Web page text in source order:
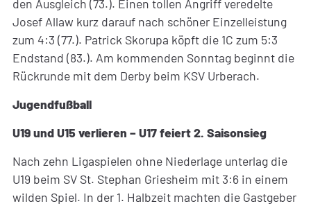
den Ausgleich (73.). Einen tollen Angriff veredelte
Josef Allaw kurz darauf nach schöner Einzelleistung
zum 4:3 (77.). Patrick Skorupa köpft die 1C zum 5:3
Endstand (83.). Am kommenden Sonntag beginnt die
Rückrunde mit dem Derby beim KSV Urberach.
Jugendfußball
U19 und U15 verlieren – U17 feiert 2. Saisonsieg
Nach zehn Ligaspielen ohne Niederlage unterlag die
U19 beim SV St. Stephan Griesheim mit 3:6 in einem
wilden Spiel. In der 1. Halbzeit machten die Gastgeber